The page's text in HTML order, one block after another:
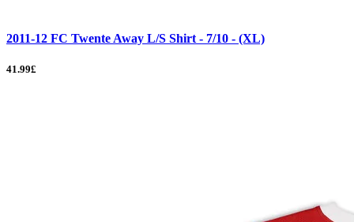
2011-12 FC Twente Away L/S Shirt - 7/10 - (XL)
41.99£